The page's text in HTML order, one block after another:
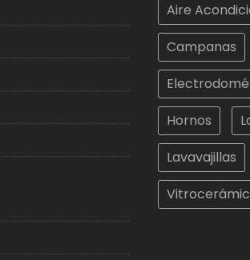
Aire
Campanas
Hornos
Lavavajillas